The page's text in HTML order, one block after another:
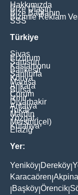
Hakkımızda
Bize Ulaşın
Bize Bağlanın
Bizimle Reklam
SSS
Türkiye
Sivas
Erzurum
Samsun
Kastamonu
Balikesir
Şanliurfa
Konya
Manisa
Ankara
Bursa
Çorum
İzmir
Diyarbakir
Antalya
Tokat
Mardin
Yozgat
Mersin(İçel)
Kütahya
Elaziğ
Yer:
Yeniköy Dereköy
Karacaören
Başköy Örencik